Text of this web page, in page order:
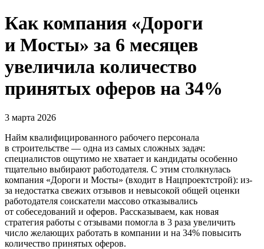
Как компания «Дороги
и Мосты» за 6 месяцев
увеличила количество
принятых оферов на 34%
3 марта 2026
Найм квалифицированного рабочего персонала
в строительстве — одна из самых сложных задач:
специалистов ощутимо не хватает и кандидаты особенно
тщательно выбирают работодателя. С этим столкнулась
компания «Дороги и Мосты» (входит в Нацпроектстрой): из-
за недостатка свежих отзывов и невысокой общей оценки
работодателя соискатели массово отказывались
от собеседований и оферов. Рассказываем, как новая
стратегия работы с отзывами помогла в 3 раза увеличить
число желающих работать в компании и на 34% повысить
количество принятых оферов.